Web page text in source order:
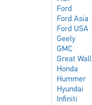
Ford
Ford Asia
Ford USA
Geely
GMC
Great Wall
Honda
Hummer
Hyundai
Infiniti